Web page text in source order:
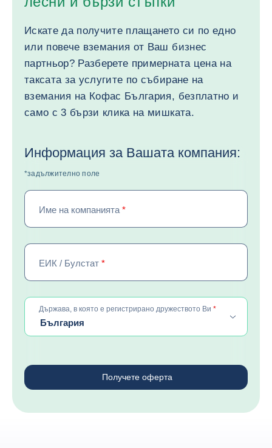
Искате да получите плащането си по едно
или повече вземания от Ваш бизнес
партньор? Разберете примерната цена на
таксата за услугите по събиране на
вземания на Кофас България, безплатно и
само с 3 бързи клика на мишката.
Информация за Вашата компания:
*задължително поле
Име на компанията *
ЕИК / Булстат *
Държава, в която е регистрирано дружеството Ви *required
България
Получете оферта